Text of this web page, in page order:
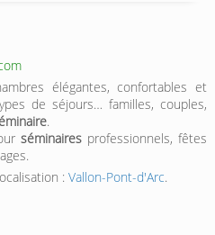
élégantes, confortables et
de séjours… familles, couples,
.
séminairesprofessionnels, fêtes
: Vallon-Pont-d'Arc.